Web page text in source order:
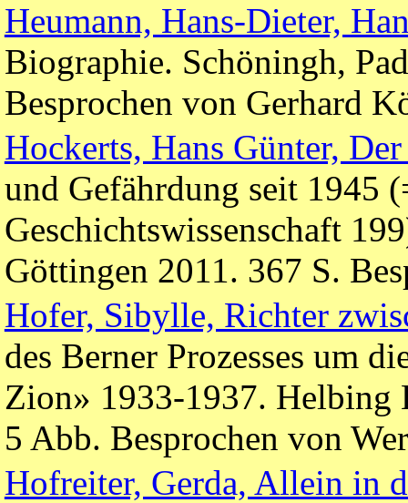
Heumann, Hans-Dieter,
Biographie. Schöningh,
Besprochen von Gerhard
Hockerts, Hans Günter,
und Gefährdung seit 1945
Geschichtswissenschaft
Göttingen 2011. 367 S.
Hofer, Sibylle, Richter
des Berner Prozesses um
Zion» 1933-1937. Helbing
5 Abb. Besprochen von
Hofreiter, Gerda, Allein in